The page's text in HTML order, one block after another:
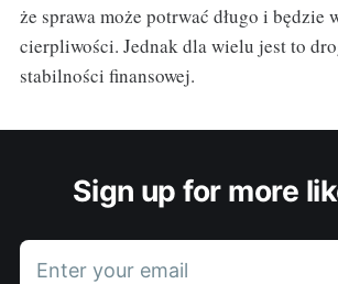
że sprawa może potrwać długo i będzie
cierpliwości. Jednak dla wielu jest to
stabilności finansowej.
Sign up for more
Enter your email